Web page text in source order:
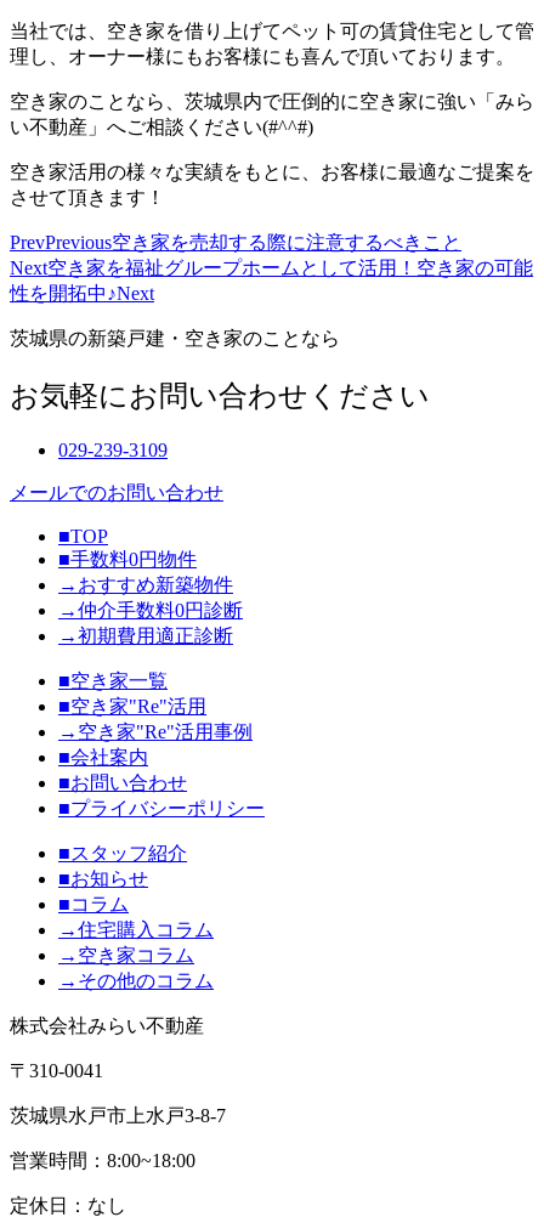
当社では、空き家を借り上げてペット可の賃貸住宅として管
理し、オーナー様にもお客様にも喜んで頂いております。
空き家のことなら、茨城県内で圧倒的に空き家に強い「みら
い不動産」へご相談ください(#^^#)
空き家活用の様々な実績をもとに、お客様に最適なご提案を
させて頂きます！
PrevPrevious空き家を売却する際に注意するべきこと
Next空き家を福祉グループホームとして活用！空き家の可能
性を開拓中♪Next
茨城県の新築戸建・空き家のことなら
お気軽にお問い合わせください
029-239-3109
メールでのお問い合わせ
■TOP
■手数料0円物件
→おすすめ新築物件
→仲介手数料0円診断
→初期費用適正診断
■空き家一覧
■空き家"Re"活用
→空き家"Re"活用事例
■会社案内
■お問い合わせ
■プライバシーポリシー
■スタッフ紹介
■お知らせ
■コラム
→住宅購入コラム
→空き家コラム
→その他のコラム
株式会社みらい不動産
〒310-0041
茨城県水戸市上水戸3-8-7
営業時間：8:00~18:00
定休日：なし